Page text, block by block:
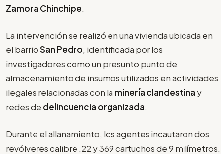
Zamora Chinchipe.
La intervención se realizó en una vivienda ubicada en
el barrioSan Pedro, identificada por los
investigadores como un presunto punto de
almacenamiento de insumos utilizados en actividades
ilegales relacionadas con la minería clandestina y
redes de delincuencia organizada.
Durante el allanamiento, los agentes incautaron dos
revólveres calibre .22 y 369 cartuchos de 9 milímetros.